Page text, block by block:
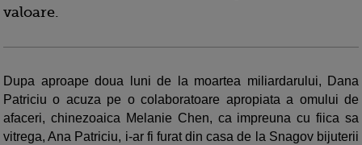
valoare.
Dupa aproape doua luni de la moartea miliardarului, Dana
Patriciu o acuza pe o colaboratoare apropiata a omului de
afaceri, chinezoaica Melanie Chen, ca impreuna cu fiica sa
vitrega, Ana Patriciu, i-ar fi furat din casa de la Snagov bijuterii